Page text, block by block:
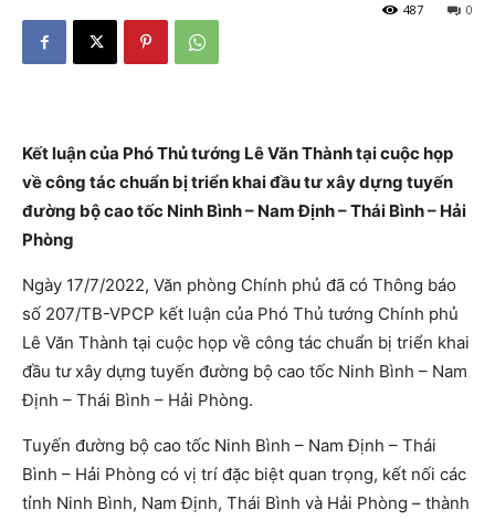
0
487
Kết luận của Phó Thủ tướng Lê Văn Thành tại cuộc họp
về công tác chuẩn bị triển khai đầu tư xây dựng tuyến
đường bộ cao tốc Ninh Bình – Nam Định – Thái Bình – Hải
Phòng
Ngày 17/7/2022, Văn phòng Chính phủ đã có Thông báo
số 207/TB-VPCP kết luận của Phó Thủ tướng Chính phủ
Lê Văn Thành tại cuộc họp về công tác chuẩn bị triển khai
đầu tư xây dựng tuyến đường bộ cao tốc Ninh Bình – Nam
Định – Thái Bình – Hải Phòng.
Tuyến đường bộ cao tốc Ninh Bình – Nam Định – Thái
Bình – Hải Phòng có vị trí đặc biệt quan trọng, kết nối các
tỉnh Ninh Bình, Nam Định, Thái Bình và Hải Phòng – thành